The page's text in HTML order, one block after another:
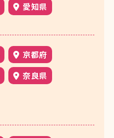
愛知県
京都府
奈良県